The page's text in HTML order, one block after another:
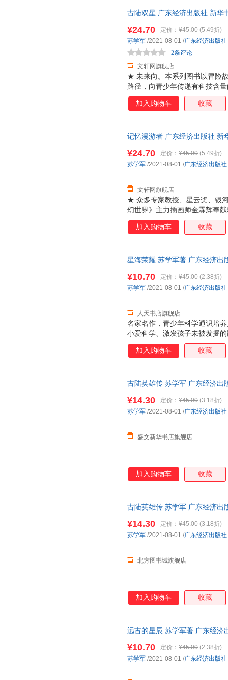
古陆双星 广东经济出版社 新华
★ 未来向。本系列图书以冒险
路径，向青少年传递有科技含
话题向，紧贴国家战略发展方
际远航到人工智能，从星际战
¥24.70 定价： ¥45.00 (5.49折)
文轩网旗舰店
2条评论
苏学军 /2021-08-01 /广东经济出版社
加入购物车 收藏
记忆漫游者 广东经济出版社 新
★ 众多专家教授、星云奖、银
幻世界》主力插画师金霖辉奉
故事为形式，以极限科学为翅
量的具备深刻社会文化、哲学
¥24.70 定价： ¥45.00 (5.49折)
文轩网旗舰店
苏学军 /2021-08-01 /广东经济出版社
加入购物车 收藏
星海荣耀 苏学军著 广东经济出
名家名作，青少年科学通识培
小爱科学、激发孩子未被发掘
的有机结合，让孩子深入感受
科学精神青少年求知的方向 激
咖，知名科幻画家、《科幻世
向青少年传递有科技含量的具
紧贴国家战略发展方向及教育
¥10.70 定价： ¥45.00 (2.38折)
人天书店旗舰店
苏学军 /2021-08-01 /广东经济出版社
加入购物车 收藏
古陆英雄传 苏学军 广东经济出
¥14.30 定价： ¥45.00 (3.18折)
盛文新华书店旗舰店
苏学军 /2021-08-01 /广东经济出版社
加入购物车 收藏
古陆英雄传 苏学军 广东经济出
¥14.30 定价： ¥45.00 (3.18折)
北方图书城旗舰店
苏学军 /2021-08-01 /广东经济出版社
加入购物车 收藏
远古的星辰 苏学军著 广东经济
¥10.70 定价： ¥45.00 (2.38折)
苏学军 /2021-08-01 /广东经济出版社